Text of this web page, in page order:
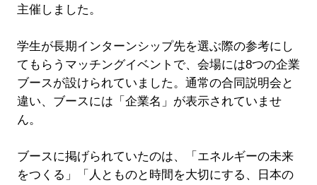
主催しました。
学生が長期インターンシップ先を選ぶ際の参考にし
てもらうマッチングイベントで、会場には8つの企業
ブースが設けられていました。通常の合同説明会と
違い、ブースには「企業名」が表示されていませ
ん。
ブースに掲げられていたのは、「エネルギーの未来
をつくる」「人とものと時間を大切にする、日本の